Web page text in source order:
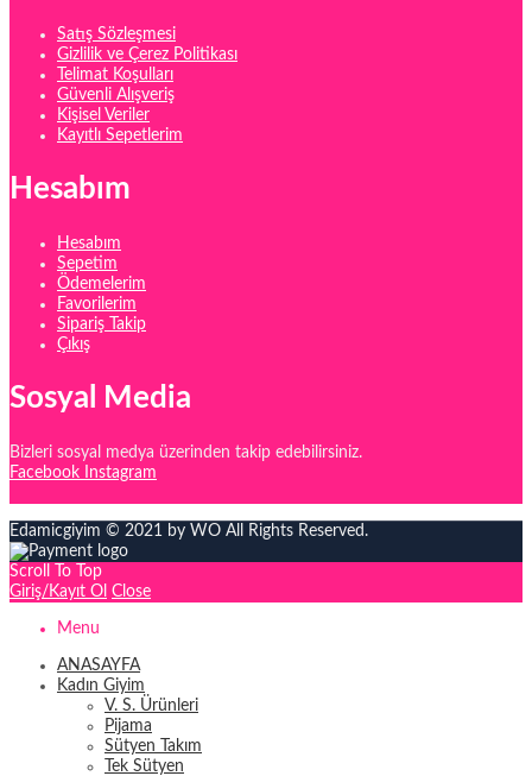
Satış Sözleşmesi
Gizlilik ve Çerez Politikası
Telimat Koşulları
Güvenli Alışveriş
Kişisel Veriler
Kayıtlı Sepetlerim
Hesabım
Hesabım
Sepetim
Ödemelerim
Favorilerim
Sipariş Takip
Çıkış
Sosyal Media
Bizleri sosyal medya üzerinden takip edebilirsiniz.
Facebook
Instagram
Edamicgiyim © 2021 by WO All Rights Reserved.
Scroll To Top
Giriş/Kayıt Ol Close
Menu
ANASAYFA
Kadın Giyim
V. S. Ürünleri
Pijama
Sütyen Takım
Tek Sütyen